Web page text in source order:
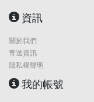
資訊
關於我們
寄送資訊
隱私權聲明
我的帳號